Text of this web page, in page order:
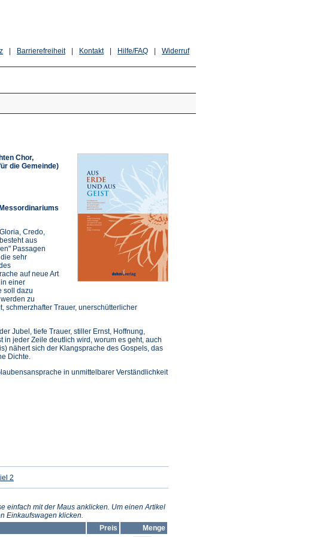
Widerruf
Hilfe/FAQ
Kontakt
Barrierefreiheit
Chor,
die Gemeinde)
Credo,
aus
Passagen
sehr
auf neue Art
einer
soll dazu
zu
schmerzhafter Trauer, unerschütterlicher
Jubel, tiefe Trauer, stiller Ernst, Hoffnung,
in jeder Zeile deutlich wird, worum es geht, auch
nähert sich der Klangsprache des Gospels, das
Dichte.
in unmittelbarer Verständlichkeit
2in
einem
Tab)
einfach mit der Maus anklicken. Um einen Artikel
Einkaufswagen klicken.
Preis
Menge